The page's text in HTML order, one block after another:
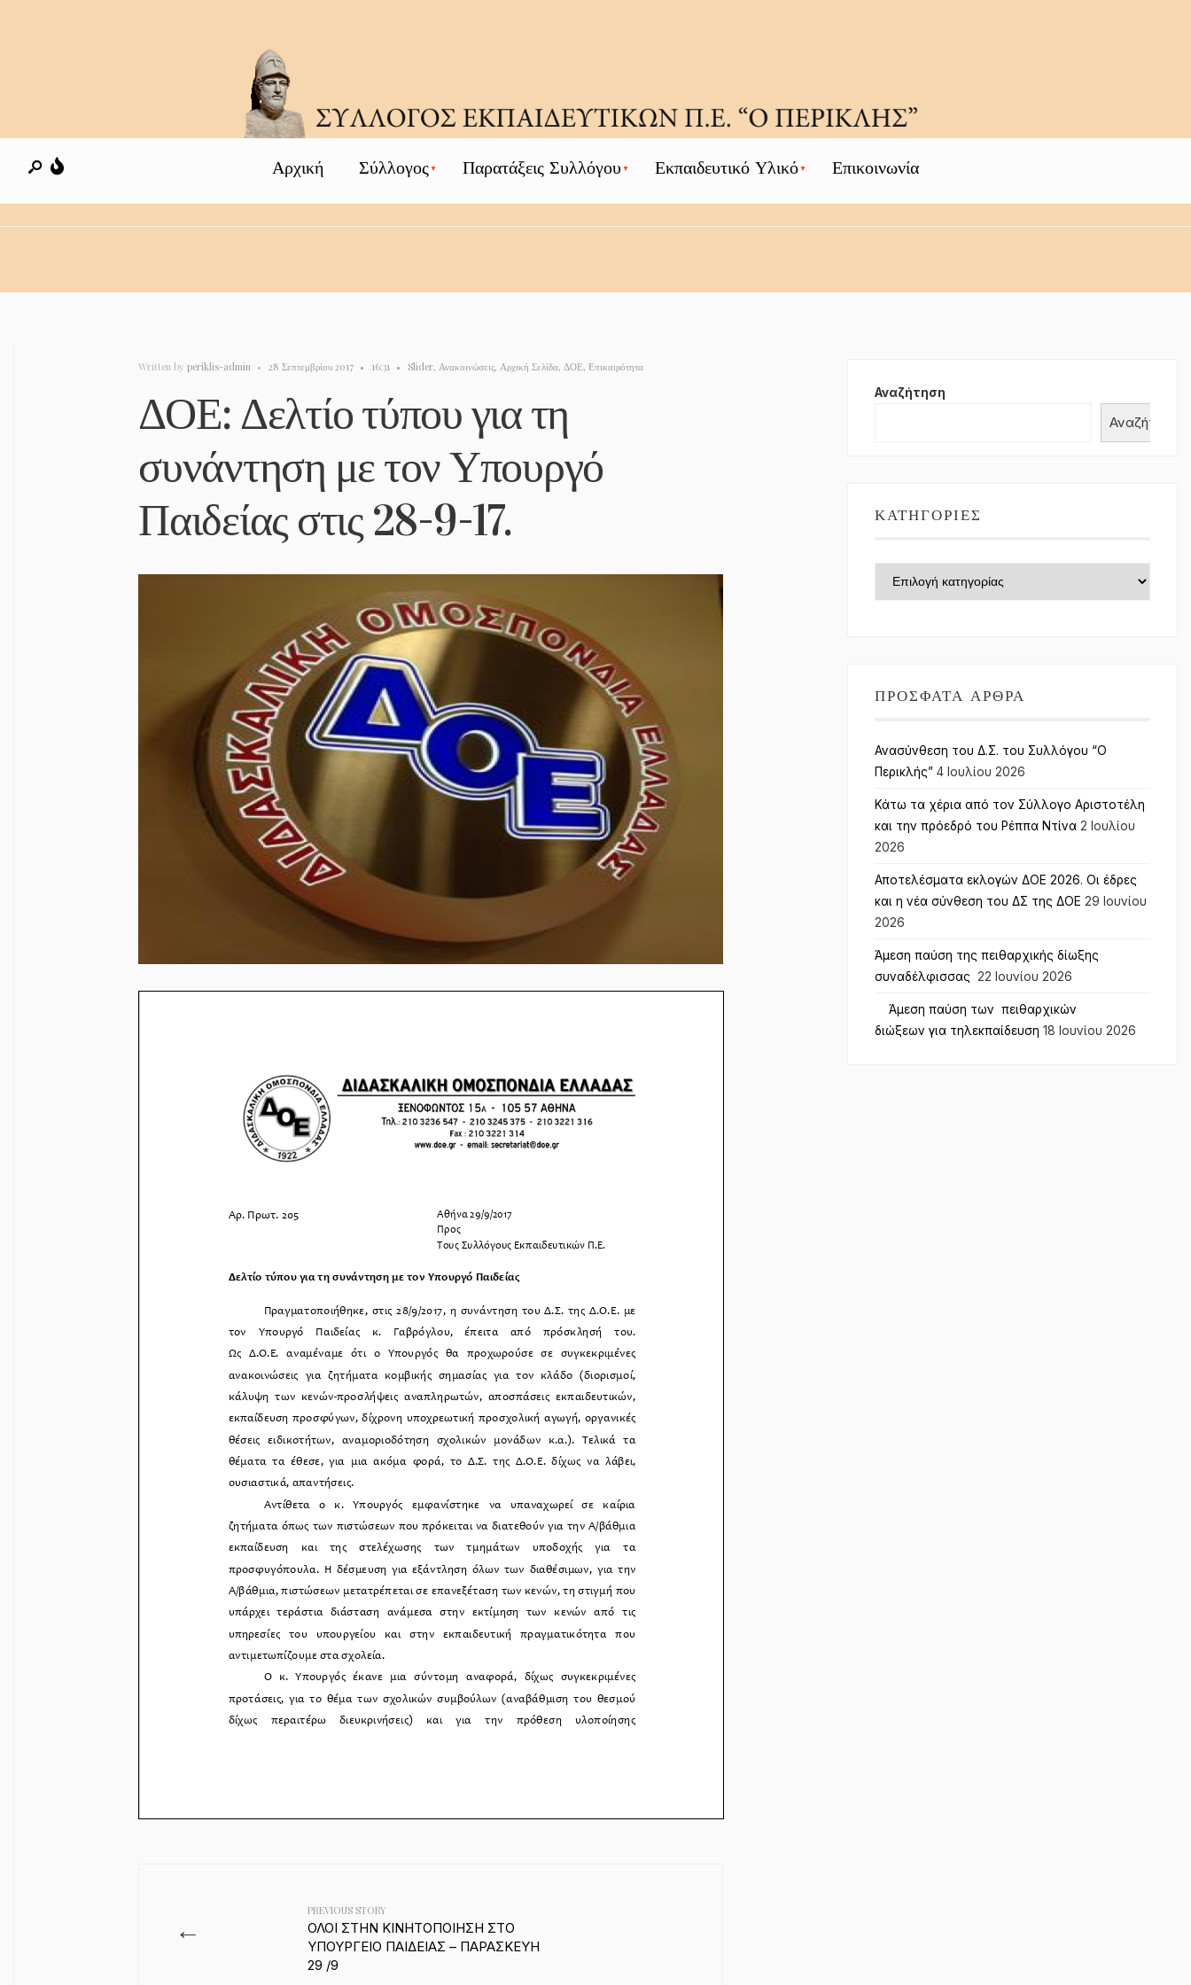
Αρχική Σύλλογος Παρατάξεις Συλλόγου Εκπαιδευτικό Υλικό Επικοινωνία
Written by periklis-admin • 28 Σεπτεμβρίου 2017 • 16:31 • Slider, Ανακοινώσεις, Αρχική Σελίδα, ΔΟΕ, Επικαιρότητα
ΔΟΕ: Δελτίο τύπου για τη
συνάντηση με τον Υπουργό
Παιδείας στις 28-9-17.
←
PREVIOUS STORY
ΟΛΟΙ ΣΤΗΝ ΚΙΝΗΤΟΠΟΙΗΣΗ ΣΤΟ
ΥΠΟΥΡΓΕΙΟ ΠΑΙΔΕΙΑΣ – ΠΑΡΑΣΚΕΥΗ
29 /9
Αναζήτηση
Αναζήτηση
ΚΑΤΗΓΟΡΊΕΣ
Κατηγορίες
ΠΡΌΣΦΑΤΑ ΆΡΘΡΑ
Ανασύνθεση του Δ.Σ. του Συλλόγου “Ο
Περικλής” 4 Ιουλίου 2026
Κάτω τα χέρια από τον Σύλλογο Αριστοτέλη
και την πρόεδρό του Ρέππα Ντίνα 2 Ιουλίου
2026
Αποτελέσματα εκλογών ΔΟΕ 2026. Οι έδρες
και η νέα σύνθεση του ΔΣ της ΔΟΕ 29 Ιουνίου
2026
Άμεση παύση της πειθαρχικής δίωξης
συναδέλφισσας
22 Ιουνίου 2026
Άμεση παύση των πειθαρχικών
διώξεων για τηλεκπαίδευση 18 Ιουνίου 2026